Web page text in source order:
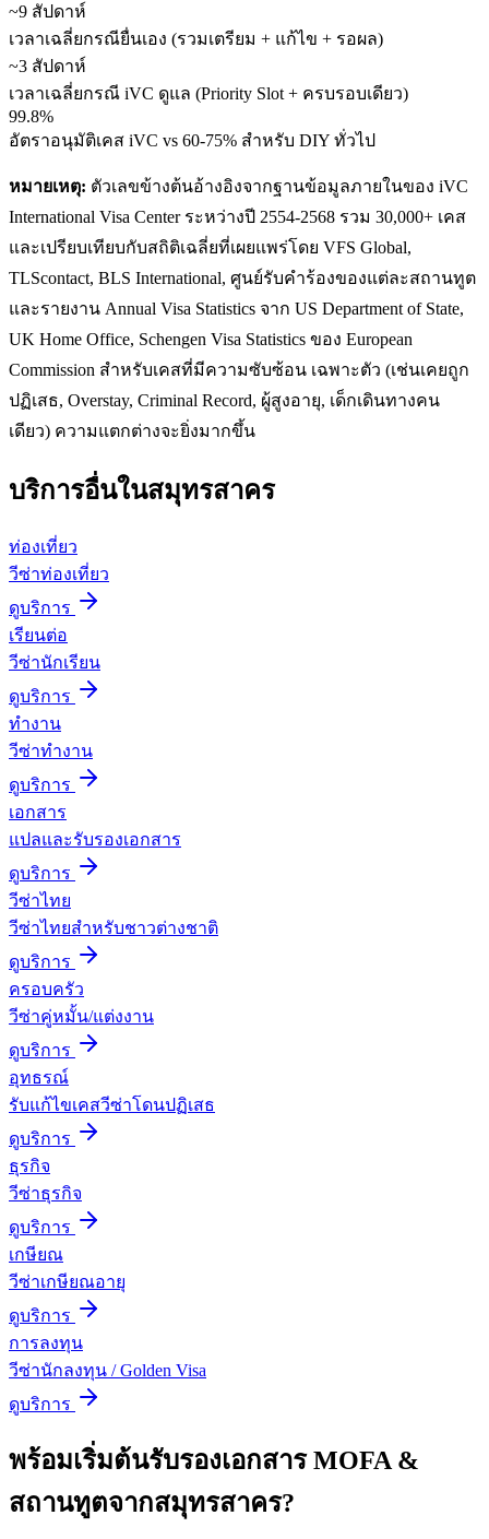
~9 สัปดาห์
เวลาเฉลี่ยกรณียื่นเอง (รวมเตรียม + แก้ไข + รอผล)
~3 สัปดาห์
เวลาเฉลี่ยกรณี iVC ดูแล (Priority Slot + ครบรอบเดียว)
99.8%
อัตราอนุมัติเคส iVC vs 60-75% สำหรับ DIY ทั่วไป
หมายเหตุ: ตัวเลขข้างต้นอ้างอิงจากฐานข้อมูลภายในของ iVC
International Visa Center ระหว่างปี 2554-2568 รวม 30,000+ เคส
และเปรียบเทียบกับสถิติเฉลี่ยที่เผยแพร่โดย VFS Global,
TLScontact, BLS International, ศูนย์รับคำร้องของแต่ละสถานทูต
และรายงาน Annual Visa Statistics จาก US Department of State,
UK Home Office, Schengen Visa Statistics ของ European
Commission สำหรับเคสที่มีความซับซ้อน เฉพาะตัว (เช่นเคยถูก
ปฏิเสธ, Overstay, Criminal Record, ผู้สูงอายุ, เด็กเดินทางคน
เดียว) ความแตกต่างจะยิ่งมากขึ้น
บริการอื่นในสมุทรสาคร
ท่องเที่ยว
วีซ่าท่องเที่ยว
ดูบริการ
เรียนต่อ
วีซ่านักเรียน
ดูบริการ
ทำงาน
วีซ่าทำงาน
ดูบริการ
เอกสาร
แปลและรับรองเอกสาร
ดูบริการ
วีซ่าไทย
วีซ่าไทยสำหรับชาวต่างชาติ
ดูบริการ
ครอบครัว
วีซ่าคู่หมั้น/แต่งงาน
ดูบริการ
อุทธรณ์
รับแก้ไขเคสวีซ่าโดนปฏิเสธ
ดูบริการ
ธุรกิจ
วีซ่าธุรกิจ
ดูบริการ
เกษียณ
วีซ่าเกษียณอายุ
ดูบริการ
การลงทุน
วีซ่านักลงทุน / Golden Visa
ดูบริการ
พร้อมเริ่มต้นรับรองเอกสาร MOFA &
สถานทูตจากสมุทรสาคร?